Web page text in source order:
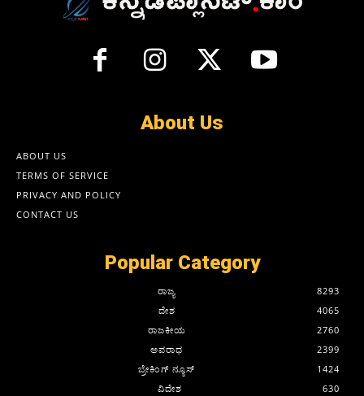
About Us
ABOUT US
TERMS OF SERVICE
PRIVACY AND POLICY
CONTACT US
Popular Category
ರಾಜ್ಯ
8293
ದೇಶ
4065
ರಾಜಕೀಯ
2760
ಅಪರಾಧ
2399
ಬ್ರೇಕಿಂಗ್ ನ್ಯೂಸ್
1424
ವಿದೇಶ
630